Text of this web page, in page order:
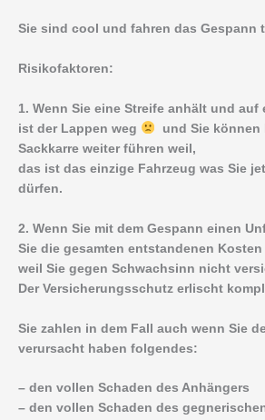
Sie sind cool und fahren das Gespann
Risikofaktoren:
1. Wenn Sie eine Streife anhält und auf
ist der Lappen weg
und Sie können
Sackkarre weiter führen weil,
das ist das einzige Fahrzeug was Sie
dürfen.
2. Wenn Sie mit dem Gespann einen
Sie die gesamten entstandenen Kosten
weil Sie gegen Schwachsinn nicht
Der Versicherungsschutz erlischt
Sie zahlen in dem Fall auch wenn Sie
verursacht haben folgendes:
– den vollen Schaden des Anhängers
– den vollen Schaden des